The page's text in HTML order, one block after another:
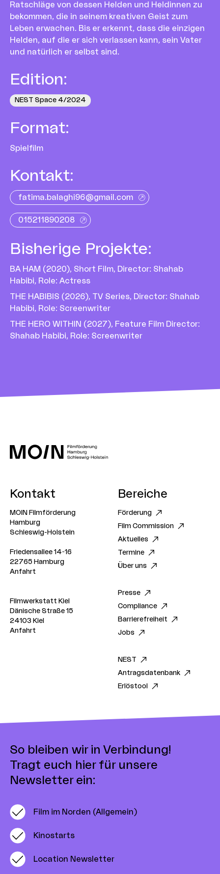
Ratschläge von dessen Helden und Heldinnen zu
bekommen, die in seinem kreativen Geist zum
Leben erwachen. Bis er erkennt, dass die einzigen
Helden, auf die er sich verlassen kann, sein Vater
und natürlich er selbst sind.
Edition:
NEST Space 4/2024
Format:
Spielfilm
Kontakt:
fatima.balaghi96@gmail.com
015211890208
Bisherige Projekte:
BA HAM (2020), Short Film, Director: Shahab
Habibi, Role: Actress
THE HABIBIS (2026), TV Series, Director: Shahab
Habibi, Role: Screenwriter
THE HERO WITHIN (2027), Feature Film Director:
Shahab Habibi, Role: Screenwriter
So bleiben wir in Verbindung!
Tragt euch hier für unsere
Newsletter ein:
Film im Norden (Allgemein)
Kinostarts
Location Newsletter
Kontakt
MOIN Filmförderung
Hamburg
Schleswig-Holstein
Friedensallee 14-16
22765 Hamburg
Anfahrt
Filmwerkstatt Kiel
Dänische Straße 15
24103 Kiel
Anfahrt
Bereiche
Förderung
Film Commission
Aktuelles
Termine
Über uns
Presse
Compliance
Barrierefreiheit
Jobs
NEST
Antragsdatenbank
Erlöstool